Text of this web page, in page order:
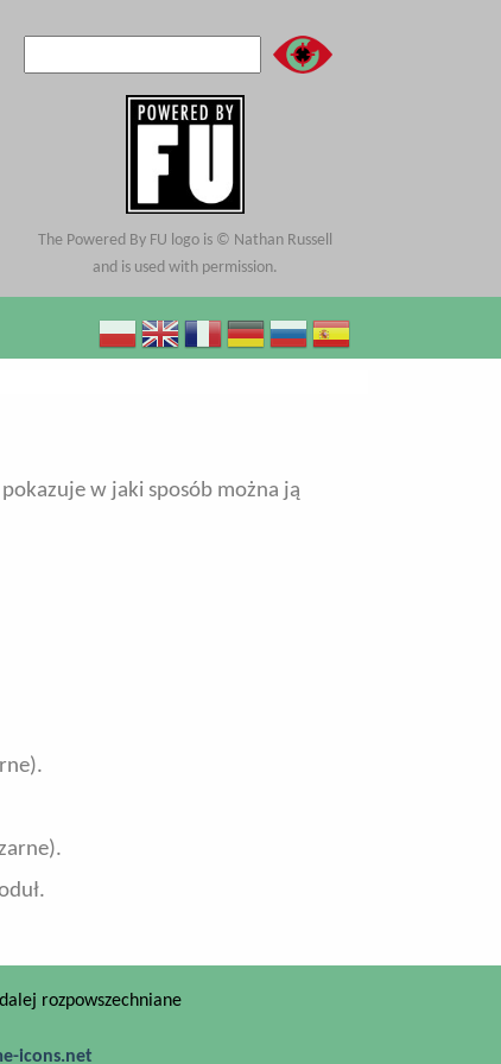
Formularz wyszukiwania
Szukaj
The Powered By FU logo is © Nathan Russell
and is used with permission.
w jaki sposób można ją
rozpowszechniane
icons.net